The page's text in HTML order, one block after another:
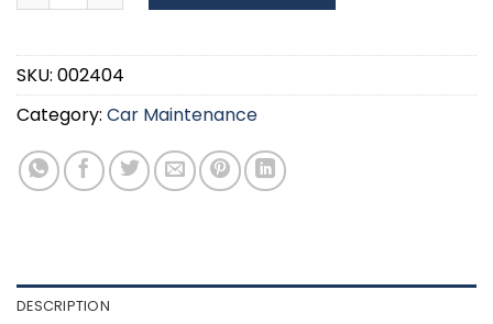
SKU: 002404
Category: Car Maintenance
DESCRIPTION